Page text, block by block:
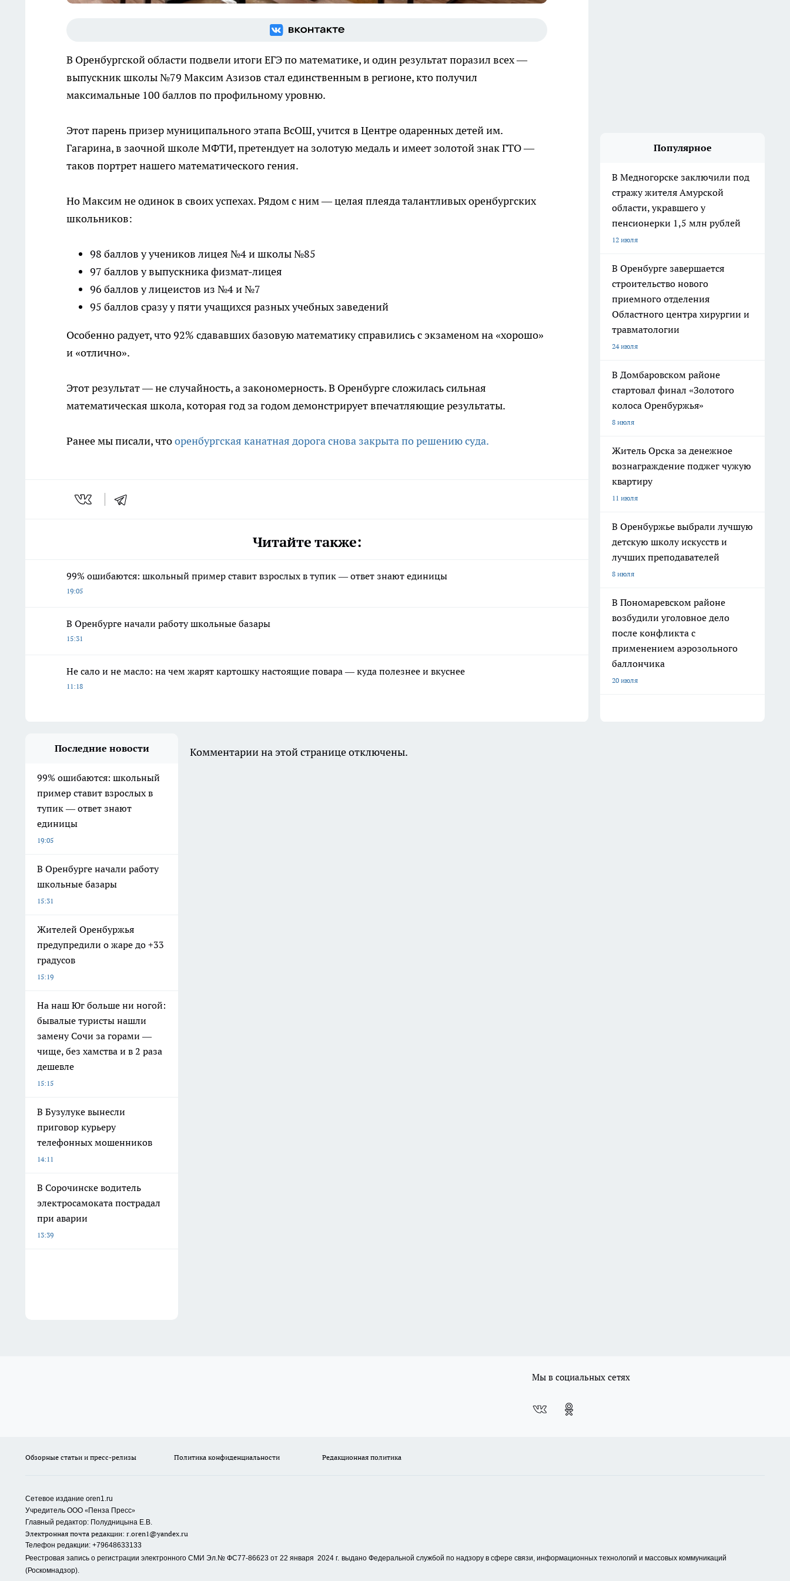
В Оренбургской области подвели итоги ЕГЭ по математике, и один результат поразил всех —
выпускник школы №79 Максим Азизов стал единственным в регионе, кто получил
максимальные 100 баллов по профильному уровню.
Этот парень призер муниципального этапа ВсОШ, учится в Центре одаренных детей им.
Гагарина, в заочной школе МФТИ, претендует на золотую медаль и имеет золотой знак ГТО —
таков портрет нашего математического гения.
Но Максим не одинок в своих успехах. Рядом с ним — целая плеяда талантливых оренбургских
школьников:
98 баллов у учеников лицея №4 и школы №85
97 баллов у выпускника физмат-лицея
96 баллов у лицеистов из №4 и №7
95 баллов сразу у пяти учащихся разных учебных заведений
Особенно радует, что 92% сдававших базовую математику справились с экзаменом на «хорошо»
и «отлично».
Этот результат — не случайность, а закономерность. В Оренбурге сложилась сильная
математическая школа, которая год за годом демонстрирует впечатляющие результаты.
Ранее мы писали, чтооренбургская канатная дорога снова закрыта по решению суда.
Читайте также:
99% ошибаются: школьный пример ставит взрослых в тупик — ответ знают единицы
19:05
В Оренбурге начали работу школьные базары
15:31
Не сало и не масло: на чем жарят картошку настоящие повара — куда полезнее и вкуснее
11:18
Популярное
В Медногорске заключили под
стражу жителя Амурской
области, укравшего у
пенсионерки 1,5 млн рублей
12 июля
В Оренбурге завершается
строительство нового
приемного отделения
Областного центра хирургии и
травматологии
24 июля
В Домбаровском районе
стартовал финал «Золотого
колоса Оренбуржья»
8 июля
Житель Орска за денежное
вознаграждение поджег чужую
квартиру
11 июля
В Оренбуржье выбрали лучшую
детскую школу искусств и
лучших преподавателей
8 июля
В Пономаревском районе
возбудили уголовное дело
после конфликта с
применением аэрозольного
баллончика
20 июля
Последние новости
99% ошибаются: школьный
пример ставит взрослых в
тупик — ответ знают
единицы
19:05
В Оренбурге начали работу
школьные базары
15:31
Жителей Оренбуржья
предупредили о жаре до +33
градусов
15:19
На наш Юг больше ни ногой:
бывалые туристы нашли
замену Сочи за горами —
чище, без хамства и в 2 раза
дешевле
15:15
В Бузулуке вынесли
приговор курьеру
телефонных мошенников
14:11
В Сорочинске водитель
электросамоката пострадал
при аварии
13:39
Комментарии на этой странице отключены.
Мы в социальных сетях
Обзорные статьи и пресс-релизы Политика конфиденциальности Редакционная политика
Сетевое издание oren1.ru
Учредитель ООО «Пенза Пресс»
Главный редактор: Полудницына Е.В.
Электронная почта редакции: r.oren1@yandex.ru
Телефон редакции: +79648633133
Реестровая запись о регистрации электронного СМИ Эл.№ ФС77-86623 от 22 января 2024 г. выдано Федеральной службой по надзору в сфере связи, информационных технологий и массовых коммуникаций
(Роскомнадзор).